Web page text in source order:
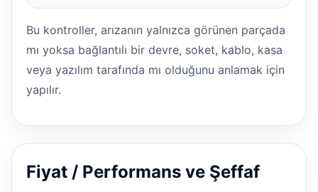
Bu kontroller, arızanın yalnızca görünen parçada
mı yoksa bağlantılı bir devre, soket, kablo, kasa
veya yazılım tarafında mı olduğunu anlamak için
yapılır.
Fiyat / Performans ve Şeffaf